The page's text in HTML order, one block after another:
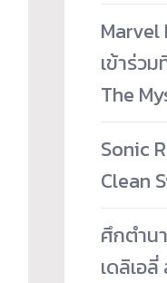
Marvel
เข้าร่ว
The
Sonic
Clean
ศึกตำน
เดลิเอ